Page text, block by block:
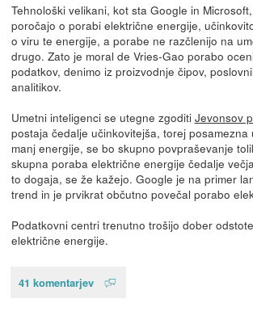
Tehnološki velikani, kot sta Google in
poročajo o porabi električne energije,
o viru te energije, a porabe ne razčlenijo na
drugo. Zato je moral de Vries-Gao porabo
podatkov, denimo iz proizvodnje čipov,
analitikov.
Umetni inteligenci se utegne zgoditi Jevonsov
postaja čedalje učinkovitejša, torej
manj energije, se bo skupno povpraševanje
skupna poraba električne energije čedalje
to dogaja, se že kažejo. Google je na primer
trend in je prvikrat občutno povečal porabo
Podatkovni centri trenutno trošijo dober
električne energije.
41 komentarjev